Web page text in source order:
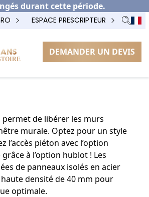
durant cette période.
ESPACE PRESCRIPTEUR
DEMANDER UN DEVIS
de libérer les murs
murale. Optez pour un style
l’accès piéton avec l’option
à l’option hublot ! Les
de panneaux isolés en acier
densité de 40 mm pour
optimale.